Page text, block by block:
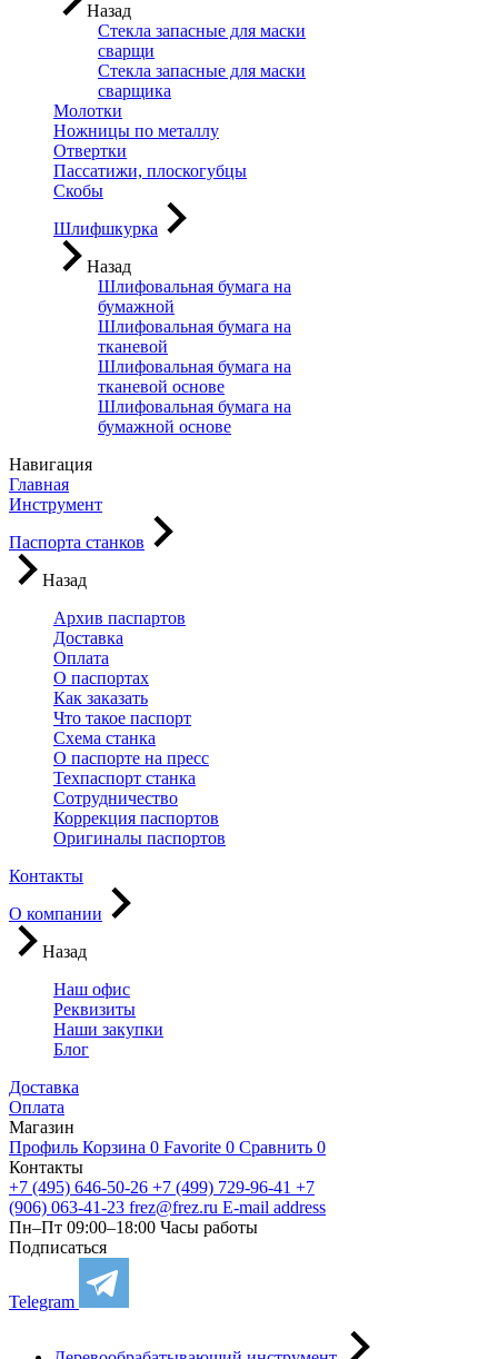
Назад
Стекла запасные для маски
сварщи
Стекла запасные для маски
сварщика
Молотки
Ножницы по металлу
Отвертки
Пассатижи, плоскогубцы
Скобы
Шлифшкурка
Назад
Шлифовальная бумага на
бумажной
Шлифовальная бумага на
тканевой
Шлифовальная бумага на
тканевой основе
Шлифовальная бумага на
бумажной основе
Навигация
Главная
Инструмент
Паспорта станков
Назад
Архив паспартов
Доставка
Оплата
О паспортах
Как заказать
Что такое паспорт
Схема станка
О паспорте на пресс
Техпаспорт станка
Сотрудничество
Коррекция паспортов
Оригиналы паспортов
Контакты
О компании
Назад
Наш офис
Реквизиты
Наши закупки
Блог
Доставка
Оплата
Магазин
Профиль Корзина 0 Favorite 0 Сравнить 0
Контакты
+7 (495) 646-50-26 +7 (499) 729-96-41 +7
(906) 063-41-23 frez@frez.ru E-mail address
Пн–Пт 09:00–18:00 Часы работы
Подписаться
Telegram